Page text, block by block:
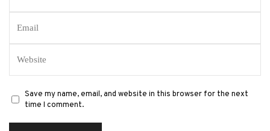
Save my name, email, and website in this browser for the next
time I comment.